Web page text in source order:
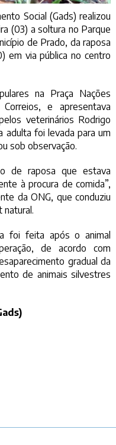
Social (Gads) realizou
(03) a soltura no Parque
de Prado, da raposa
em via pública no centro
na Praça Nações
e apresentava
veterinários Rodrigo
adulta foi levada para um
sob observação.
de raposa que estava
à procura de comida”,
da ONG, que conduziu
natural.
foi feita após o animal
de acordo com
gradual da
de animais silvestres